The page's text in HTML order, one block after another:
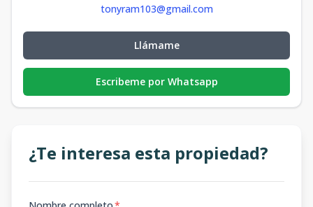
tonyram103@gmail.com
Llámame
Escribeme por Whatsapp
¿Te interesa esta propiedad?